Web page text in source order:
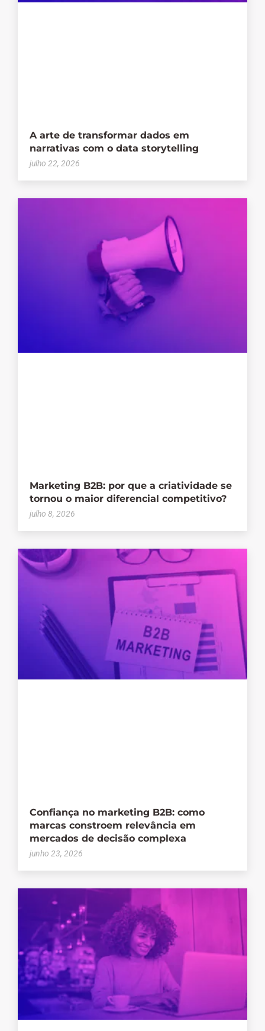
A arte de transformar dados em
narrativas com o data storytelling
julho 22, 2026
Marketing B2B: por que a criatividade se
tornou o maior diferencial competitivo?
julho 8, 2026
Confiança no marketing B2B: como
marcas constroem relevância em
mercados de decisão complexa
junho 23, 2026